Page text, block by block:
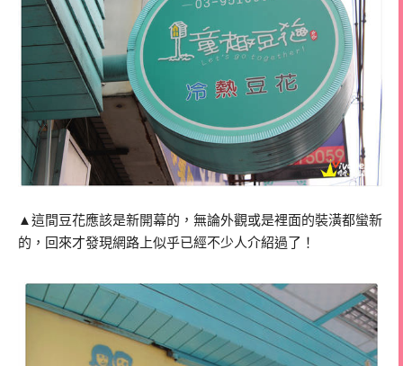
▲這間豆花應該是新開幕的，無論外觀或是裡面的裝潢都蠻新
的，回來才發現網路上似乎已經不少人介紹過了！